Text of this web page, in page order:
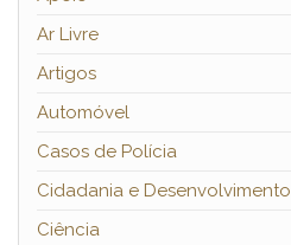
Ar Livre
Artigos
Automóvel
Casos de Polícia
Cidadania e Desenvolvimento
Ciência